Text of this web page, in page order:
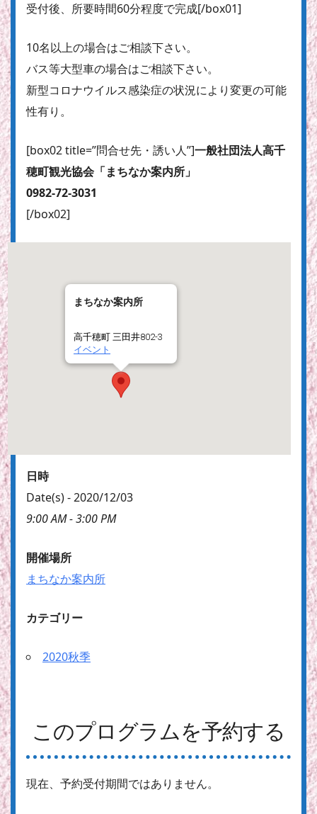
受付後、所要時間60分程度で完成[/box01]
10名以上の場合はご相談下さい。
バス等大型車の場合はご相談下さい。
新型コロナウイルス感染症の状況により変更の可能
性有り。
[box02 title=”問合せ先・誘い人”]一般社団法人高千
穂町観光協会「まちなか案内所」
0982-72-3031
[/box02]
まちなか案内所
高千穂町 三田井802-3
イベント
日時
Date(s) - 2020/12/03
9:00 AM - 3:00 PM
開催場所
まちなか案内所
カテゴリー
2020秋季
このプログラムを予約する
現在、予約受付期間ではありません。